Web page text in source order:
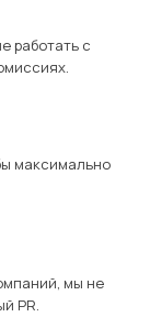
работать с
максимально
мы не
PR.